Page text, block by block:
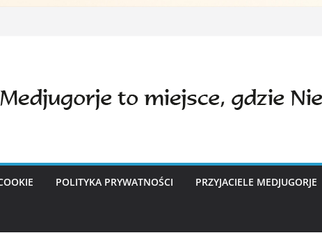
POLITYKA PRYWATNOŚCI PRZYJACIELE MEDJUGORJE